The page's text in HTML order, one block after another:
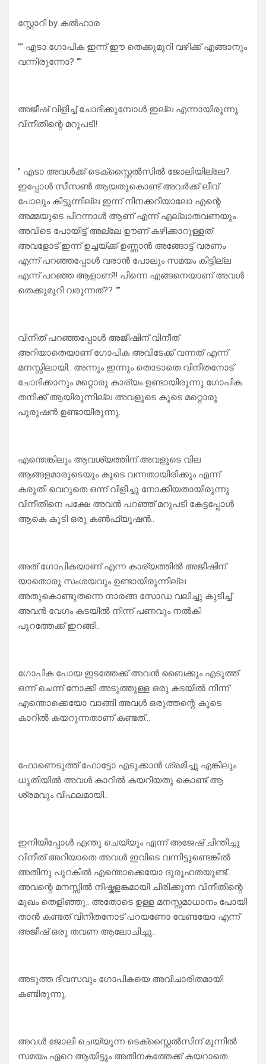
സ്റ്റോറി by കൽഹാര
“” എടാ ഗോപിക ഇന്ന് ഈ തെക്കുമുറി വഴിക്ക് എങ്ങാനും
വന്നിരുന്നോ? “”
അജീഷ് വിളിച്ച് ചോദിക്കുമ്പോൾ ഇല്ല എന്നായിരുന്നു
വിനീതിന്റെ മറുപടി!
” എടാ അവൾക്ക് ടെക്സ്റ്റൈൽസിൽ ജോലിയില്ലേ?
ഇപ്പോൾ സീസൺ ആയതുകൊണ്ട് അവർക്ക് ലീവ്
പോലും കിട്ടുന്നില്ല ഇന്ന് നിനക്കറിയാലോ എന്റെ
അമ്മയുടെ പിറന്നാൾ ആണ് എന്ന് എല്ലാതവണയും
അവിടെ പോയിട്ട് അല്ലേ ഊണ് കഴിക്കാറുള്ളത്
അവളോട് ഇന്ന് ഉച്ചയ്ക്ക് ഉണ്ണാൻ അങ്ങോട്ട് വരണം
എന്ന് പറഞ്ഞപ്പോൾ വരാൻ പോലും സമയം കിട്ടില്ല
എന്ന് പറഞ്ഞ ആളാണ്!! പിന്നെ എങ്ങനെയാണ് അവൾ
തെക്കുമുറി വരുന്നത്?? “”
വിനീത് പറഞ്ഞപ്പോൾ അജീഷിന് വിനീത്
അറിയാതെയാണ് ഗോപിക അവിടേക്ക് വന്നത് എന്ന്
മനസ്സിലായി.. അന്നും ഇന്നും തൊടാതെ വിനീതനോട്
ചോദിക്കാനും മറ്റൊരു കാര്യം ഉണ്ടായിരുന്നു ഗോപിക
തനിക്ക് ആയിരുന്നില്ല അവളുടെ കൂടെ മറ്റൊരു
പുരുഷൻ ഉണ്ടായിരുന്നു.
എന്തെങ്കിലും ആവശ്യത്തിന് അവളുടെ വില
ആങ്ങളമാരുടെയും കൂടെ വന്നതായിരിക്കും എന്ന്
കരുതി വെറുതെ ഒന്ന് വിളിച്ചു നോക്കിയതായിരുന്നു
വിനീതിനെ പക്ഷേ അവൻ പറഞ്ഞ് മറുപടി കേട്ടപ്പോൾ
ആകെ കൂടി ഒരു കൺഫ്യൂഷൻ..
അത് ഗോപികയാണ് എന്ന കാര്യത്തിൽ അജീഷിന്
യാതൊരു സംശയവും ഉണ്ടായിരുന്നില്ല
അതുകൊണ്ടുതന്നെ നാരങ്ങ സോഡ വലിച്ചു കുടിച്ച്
അവൻ വേഗം കടയിൽ നിന്ന് പണവും നൽകി
പുറത്തേക്ക് ഇറങ്ങി..
ഗോപിക പോയ ഇടത്തേക്ക് അവൻ ബൈക്കും എടുത്ത്
ഒന്ന് ചെന്ന് നോക്കി അടുത്തുള്ള ഒരു കടയിൽ നിന്ന്
എന്തൊക്കെയോ വാങ്ങി അവൾ ഒരുത്തന്റെ കൂടെ
കാറിൽ കയറുന്നതാണ് കണ്ടത്…
ഫോണെടുത്ത് ഫോട്ടോ എടുക്കാൻ ശ്രമിച്ചു എങ്കിലും
ധൃതിയിൽ അവൾ കാറിൽ കയറിയതു കൊണ്ട് ആ
ശ്രമവും വിഫലമായി..
ഇനിയിപ്പോൾ എന്തു ചെയ്യും എന്ന് അജേഷ് ചിന്തിച്ചു
വിനീത് അറിയാതെ അവൾ ഇവിടെ വന്നിട്ടുണ്ടെങ്കിൽ
അതിനു പുറകിൽ എന്തൊക്കെയോ ദുരൂഹതയുണ്ട്..
അവന്റെ മനസ്സിൽ നിഷ്കളങ്കമായി ചിരിക്കുന്ന വിനീതിന്റെ
മുഖം തെളിഞ്ഞു.. അതോടെ ഉള്ള മനസ്സമാധാനം പോയി
താൻ കണ്ടത് വിനീതനോട് പറയണോ വേണ്ടയോ എന്ന്
അജീഷ് ഒരു തവണ ആലോചിച്ചു..
അടുത്ത ദിവസവും ഗോപികയെ അവിചാരിതമായി
കണ്ടിരുന്നു.
അവൾ ജോലി ചെയ്യുന്ന ടെക്സ്റ്റൈൽസിന് മുന്നിൽ
സമയം ഏറെ ആയിട്ടും അതിനകത്തേക്ക് കയറാതെ